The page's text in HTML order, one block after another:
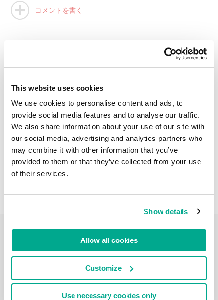
This website uses cookies
We use cookies to personalise content and ads, to
provide social media features and to analyse our traffic.
We also share information about your use of our site with
our social media, advertising and analytics partners who
may combine it with other information that you’ve
provided to them or that they’ve collected from your use
of their services.
Show details
Allow all cookies
Customize
Use necessary cookies only
コメントを書く
2023年10月11日
東京に戻り、高級料理に舌鼓を打つ！
先日再び東京を訪れた。忙しく重要な仕事の合間に
も、必ずやりたいことがある。それは...